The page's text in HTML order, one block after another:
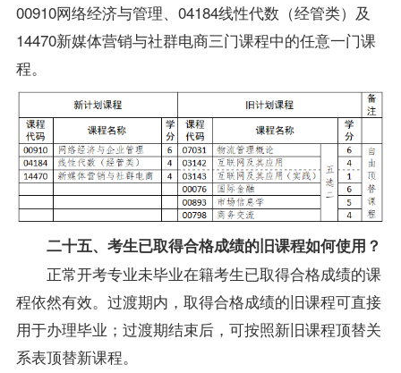
00910网络经济与管理、04184线性代数（经管类）及
14470新媒体营销与社群电商三门课程中的任意一门课
程。
二十五、考生已取得合格成绩的旧课程如何使用？
正常开考专业未毕业在籍考生已取得合格成绩的课
程依然有效。过渡期内，取得合格成绩的旧课程可直接
用于办理毕业；过渡期结束后，可按照新旧课程顶替关
系表顶替新课程。